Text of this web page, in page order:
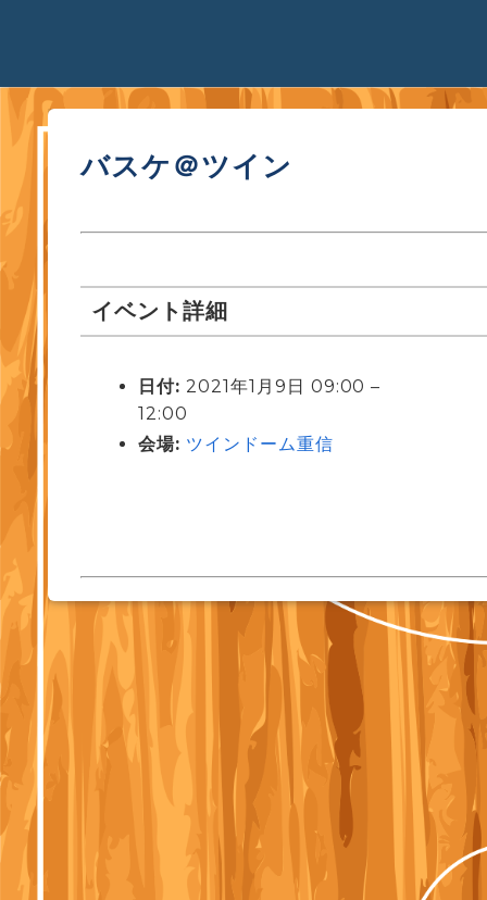
バスケ＠ツイン
イベント詳細
日付: 2021年1月9日 09:00 –
12:00
会場: ツインドーム重信